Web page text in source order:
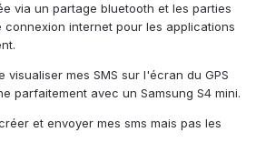
via un partage bluetooth et les parties
internet pour les applications
visualiser mes SMS sur l'écran du GPS
parfaitement avec un Samsung S4 mini.
et envoyer mes sms mais pas les